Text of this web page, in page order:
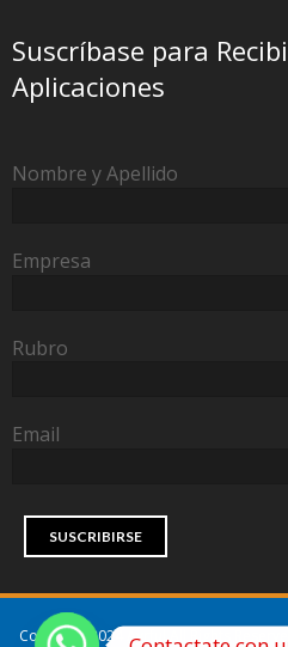
Suscríbase para
Aplicaciones
Nombre y Apellido
Empresa
Rubro
Email
Copyright 2024 Ayrful All Rights